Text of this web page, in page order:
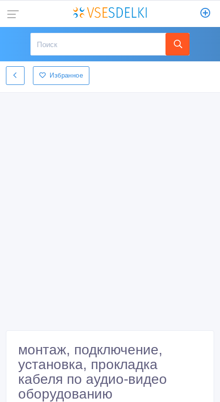
Избранное
монтаж, подключение,
установка, прокладка
кабеля по аудио-видео
оборудованию